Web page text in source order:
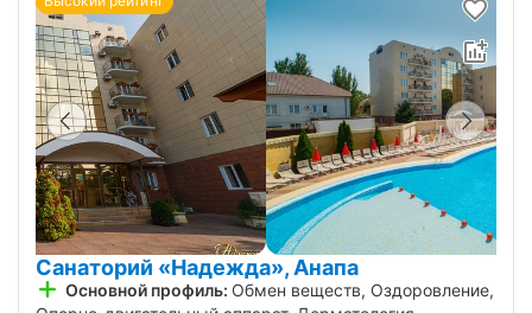
Санаторий «Надежда», Анапа
Основной профиль: Обмен веществ, Оздоровление,